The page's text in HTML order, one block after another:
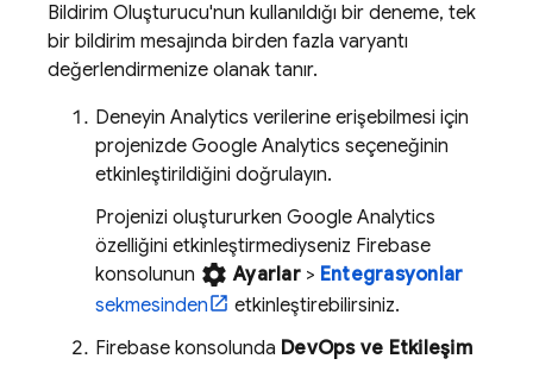
Bildirim Oluşturucu'nun kullanıldığı bir deneme, tek
bir bildirim mesajında birden fazla varyantı
değerlendirmenize olanak tanır.
Deneyin Analytics verilerine erişebilmesi için
projenizde Google Analytics seçeneğinin
etkinleştirildiğini doğrulayın.
Projenizi oluştururken Google Analytics
özelliğini etkinleştirmediyseniz Firebase
konsolunun settings Ayarlar> Entegrasyonlar
sekmesinden
etkinleştirebilirsiniz.
Firebase konsolunda DevOps ve Etkileşim